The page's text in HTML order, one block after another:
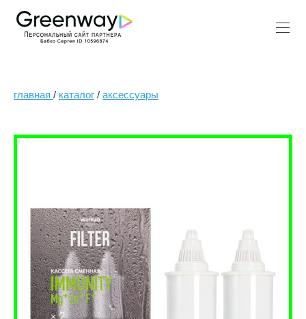
главная / каталог / аксессуары